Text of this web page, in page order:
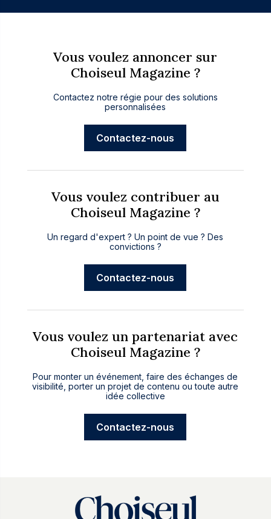
Vous voulez annoncer sur
Choiseul Magazine ?
Contactez notre régie pour des solutions
personnalisées
Contactez-nous
Vous voulez contribuer au
Choiseul Magazine ?
Un regard d'expert ? Un point de vue ? Des
convictions ?
Contactez-nous
Vous voulez un partenariat avec
Choiseul Magazine ?
Pour monter un événement, faire des échanges de
visibilité, porter un projet de contenu ou toute autre
idée collective
Contactez-nous